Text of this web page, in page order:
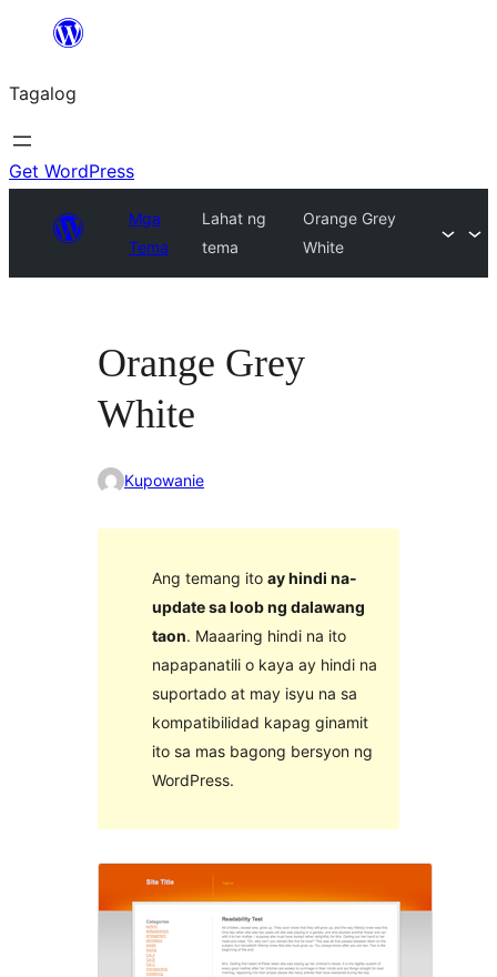
Lumaktaw
sa
content
Tagalog
Get WordPress
Mga
Tema
Lahat ng
tema
Orange Grey
White
Orange Grey
White
Kupowanie
Ang temang ito ay hindi na-
update sa loob ng dalawang
taon. Maaaring hindi na ito
napapanatili o kaya ay hindi na
suportado at may isyu na sa
kompatibilidad kapag ginamit
ito sa mas bagong bersyon ng
WordPress.